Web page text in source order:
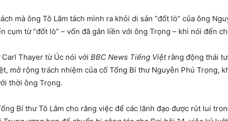
mà ông Tô Lâm tách mình ra khỏi di sản “đốt lò” của ông
cụm từ “đốt lò” – vốn đã gắn liền với ông Trọng – khi nói đến
Carl Thayer từ Úc nói với BBC News Tiếng Việtrằng động thái
mở rộng trách nhiệm của cố Tổng Bí thư Nguyễn Phú Trọng,
thời ông Trọng.
Bí thư Tô Lâm cho rằng việc để các lãnh đạo được rút lui